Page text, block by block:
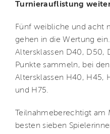
Turnierauflistung
Fünf weibliche und acht
gehen in die Wertung
Altersklassen D40, D50,
Punkte sammeln, bei
Altersklassen H40, H45,
und H75.
Teilnahmeberechtigt am
besten sieben